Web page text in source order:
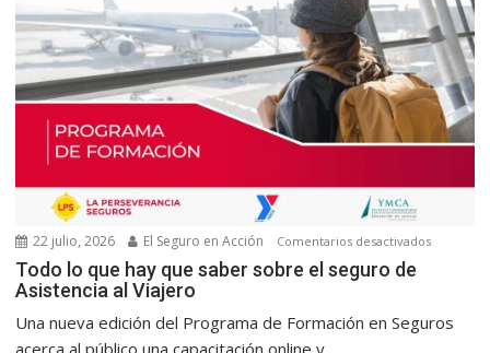
volverte
en
22 julio, 2026 El Seguro en Acción Comentarios desactivadosen
Todo lo que hay que saber sobre el seguro de
Asistencia al Viajero
Una nueva edición del Programa de Formación en Seguros